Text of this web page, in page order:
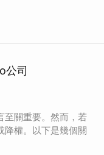
公司
至關重要。然而，若
降權。以下是幾個關